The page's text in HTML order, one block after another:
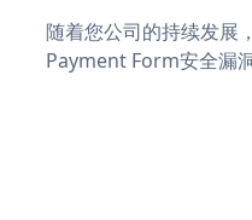
随着您公司的持续发展
Payment Form安全漏洞